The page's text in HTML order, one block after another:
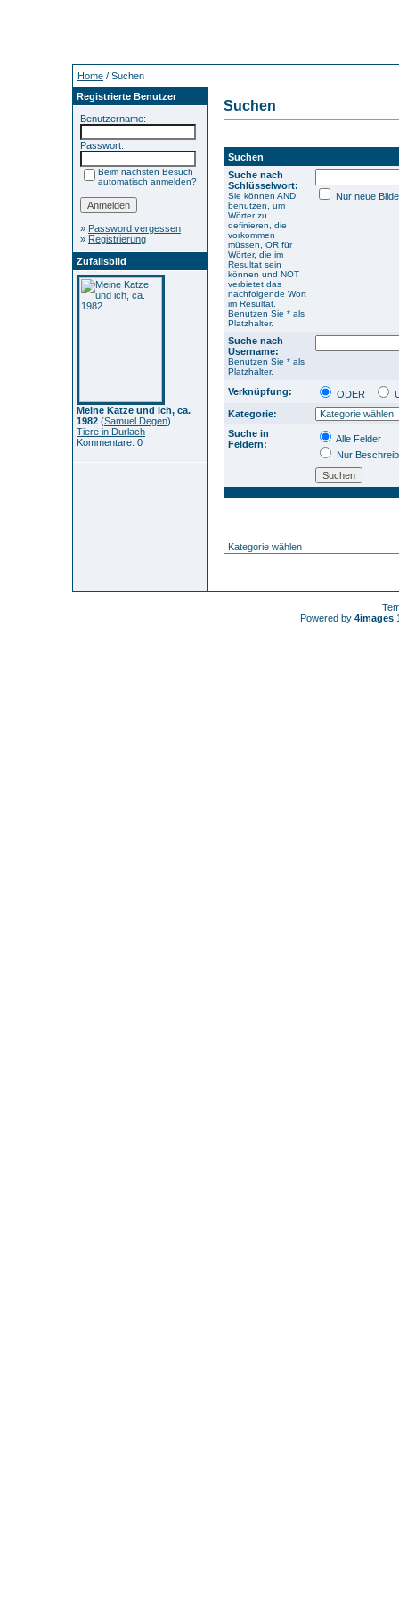
Home / Suchen
Registrierte Benutzer
Benutzername:
Passwort:
Beim nächsten Besuch
automatisch anmelden?
» Password vergessen
» Registrierung
Zufallsbild
Meine Katze und ich, ca.
1982 (Samuel Degen)
Tiere in Durlach
Kommentare: 0
Suchen
Suchen
Suche nach
Schlüsselwort:
Sie können AND
benutzen, um
Wörter zu
definieren, die
vorkommen
müssen, OR für
Wörter, die im
Resultat sein
können und NOT
verbietet das
nachfolgende Wort
im Resultat.
Benutzen Sie * als
Platzhalter.
Nur neue
Suche nach
Username:
Benutzen Sie * als
Platzhalter.
Verknüpfung: ODER
Kategorie:
Suche in
Feldern:
Alle Felder
Nur
Powered by 4images